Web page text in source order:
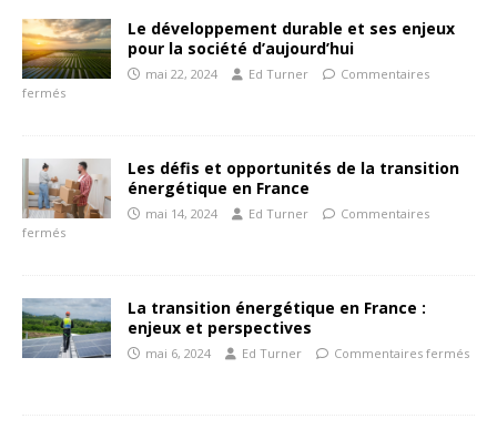
Le développement durable et ses enjeux
pour la société d’aujourd’hui
mai 22, 2024 Ed Turner
Commentaires
fermés
Les défis et opportunités de la transition
énergétique en France
mai 14, 2024 Ed Turner
Commentaires
fermés
La transition énergétique en France :
enjeux et perspectives
mai 6, 2024 Ed Turner Commentaires fermés